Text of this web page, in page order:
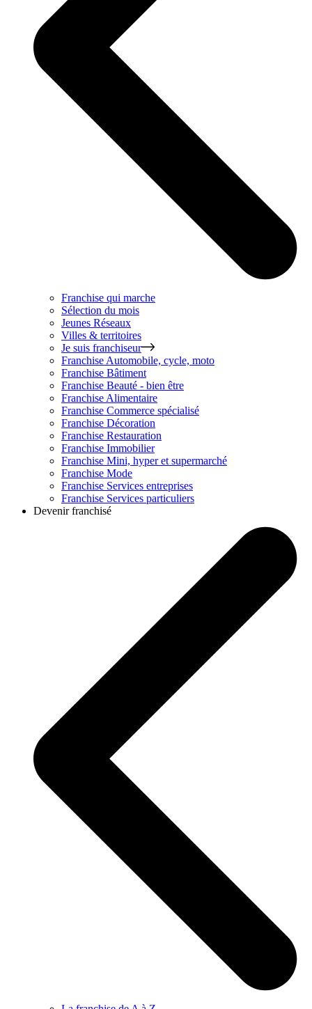
Franchise qui marche
Sélection du mois
Jeunes Réseaux
Villes & territoires
Je suis franchiseur
Franchise Automobile, cycle, moto
Franchise Bâtiment
Franchise Beauté - bien être
Franchise Alimentaire
Franchise Commerce spécialisé
Franchise Décoration
Franchise Restauration
Franchise Immobilier
Franchise Mini, hyper et supermarché
Franchise Mode
Franchise Services entreprises
Franchise Services particuliers
Devenir franchisé